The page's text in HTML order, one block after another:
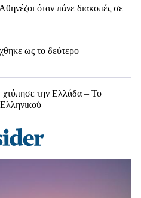
όταν πάνε διακοπές σε
ως το δεύτερο
την Ελλάδα – Το